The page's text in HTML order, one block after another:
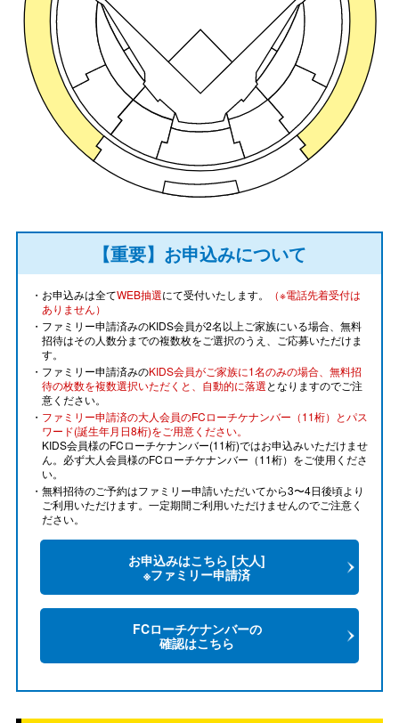
【重要】お申込みについて
・お申込みは全てWEB抽選にて受付いたします。
（※電話先着受付は
ありません）
・ファミリー申請済みのKIDS会員が2名以上ご家族にいる場合、無料
招待はその人数分までの複数枚をご選択のうえ、ご応募いただけま
す。
・ファミリー申請済みのKIDS会員がご家族に1名のみの場合、無料招
待の枚数を複数選択いただくと、自動的に落選となりますのでご注
意ください。
・ ファミリー申請済の大人会員のFCローチケナンバー（11桁）とパス
ワード(誕生年月日8桁)をご用意ください。
KIDS会員様のFCローチケナンバー(11桁)ではお申込みいただけませ
ん。必ず大人会員様のFCローチケナンバー（11桁）をご使用くださ
い。
・無料招待のご予約はファミリー申請いただいてから3〜4日後頃より
ご利用いただけます。一定期間ご利用いただけませんのでご注意く
ださい。
お申込みはこちら [大人]
※ファミリー申請済
FCローチケナンバーの
確認はこちら